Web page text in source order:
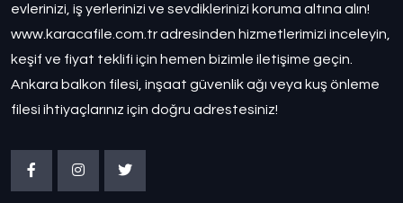
evlerinizi, iş yerlerinizi ve sevdiklerinizi koruma altına alın!
www.karacafile.com.tr adresinden hizmetlerimizi inceleyin,
keşif ve fiyat teklifi için hemen bizimle iletişime geçin.
Ankara balkon filesi, inşaat güvenlik ağı veya kuş önleme
filesi ihtiyaçlarınız için doğru adrestesiniz!